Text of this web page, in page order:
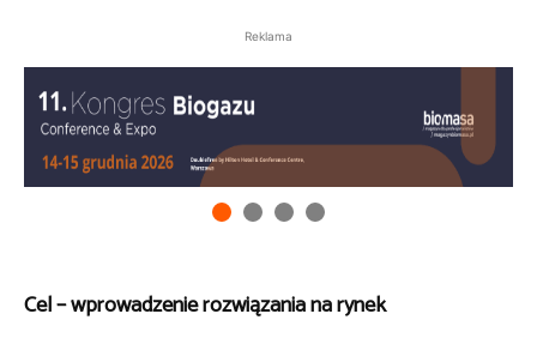
Reklama
Cel – wprowadzenie rozwiązania na rynek